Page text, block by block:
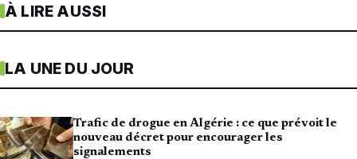
À LIRE AUSSI
LA UNE DU JOUR
Trafic de drogue en Algérie : ce que prévoit le
nouveau décret pour encourager les
signalements